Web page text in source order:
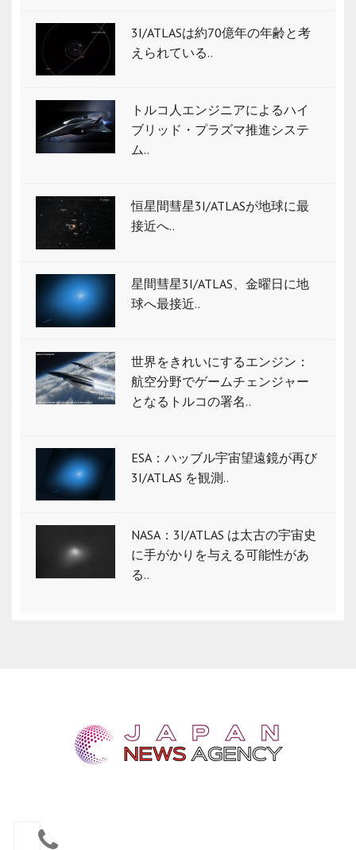
3I/ATLASは約70億年の年齢と考
えられている..
トルコ人エンジニアによるハイ
ブリッド・プラズマ推進システ
ム..
恒星間彗星3I/ATLASが地球に最
接近へ..
星間彗星3I/ATLAS、金曜日に地
球へ最接近..
世界をきれいにするエンジン：
航空分野でゲームチェンジャー
となるトルコの署名..
ESA：ハッブル宇宙望遠鏡が再び
3I/ATLAS を観測..
NASA：3I/ATLAS は太古の宇宙史
に手がかりを与える可能性があ
る..